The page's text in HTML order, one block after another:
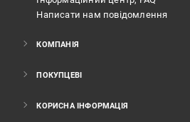
Написати нам повідомлення
КОМПАНІЯ
ПОКУПЦЕВІ
КОРИСНА ІНФОРМАЦІЯ